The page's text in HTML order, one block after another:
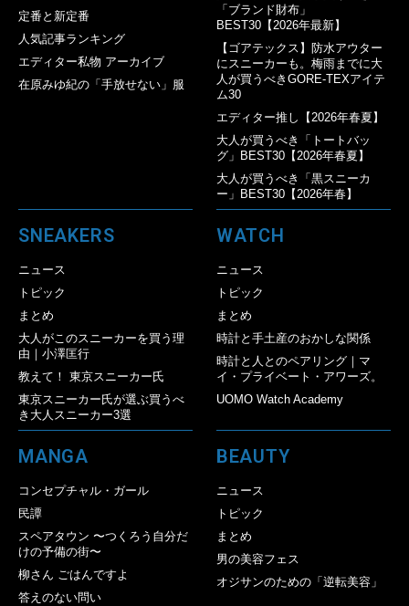
定番と新定番
人気記事ランキング
エディター私物 アーカイブ
在原みゆ紀の「手放せない」服
「ブランド財布」
BEST30【2026年最新】
【ゴアテックス】防水アウター
にスニーカーも。梅雨までに大
人が買うべきGORE-TEXアイテ
ム30
エディター推し【2026年春夏】
大人が買うべき「トートバッ
グ」BEST30【2026年春夏】
大人が買うべき「黒スニーカ
ー」BEST30【2026年春】
SNEAKERS
ニュース
トピック
まとめ
大人がこのスニーカーを買う理
由｜小澤匡行
教えて！ 東京スニーカー氏
東京スニーカー氏が選ぶ買うべ
き大人スニーカー3選
WATCH
ニュース
トピック
まとめ
時計と手土産のおかしな関係
時計と人とのペアリング｜マ
イ・プライベート・アワーズ。
UOMO Watch Academy
MANGA
コンセプチャル・ガール
民譚
スペアタウン 〜つくろう自分だ
けの予備の街〜
柳さん ごはんですよ
答えのない問い
BEAUTY
ニュース
トピック
まとめ
男の美容フェス
オジサンのための「逆転美容」